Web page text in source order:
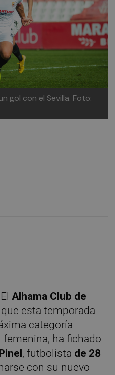
gol con el Sevilla. Foto:
ElAlhama Club de
esta temporada
categoría
ha fichado
, futbolista de 28
con su nuevo